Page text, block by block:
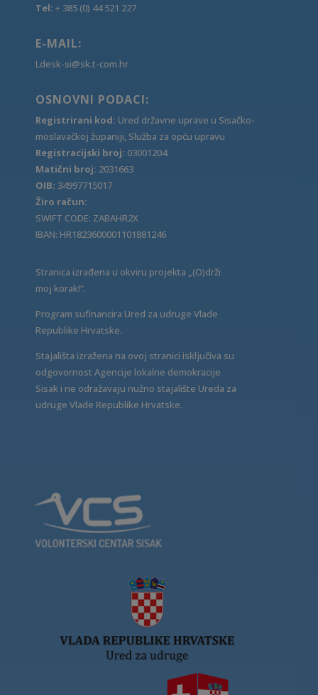
Tel: + 385 (0) 44 521 227
E-MAIL:
Ldesk-si@sk.t-com.hr
OSNOVNI PODACI:
Registrirani kod: Ured državne uprave u Sisačko-
moslavačkoj županiji, Služba za opću upravu
Registracijski broj: 03001204
Matični broj: 2031663
OIB: 34997715017
Žiro račun:
SWIFT CODE: ZABAHR2X
IBAN: HR1823600001101881246
Stranica izrađena u okviru projekta „(O)drži
moj korak!“.
Program sufinancira Ured za udruge Vlade
Republike Hrvatske.
Stajališta izražena na ovoj stranici isključiva su
odgovornost Agencije lokalne demokracije
Sisak i ne odražavaju nužno stajalište Ureda za
udruge Vlade Republike Hrvatske.